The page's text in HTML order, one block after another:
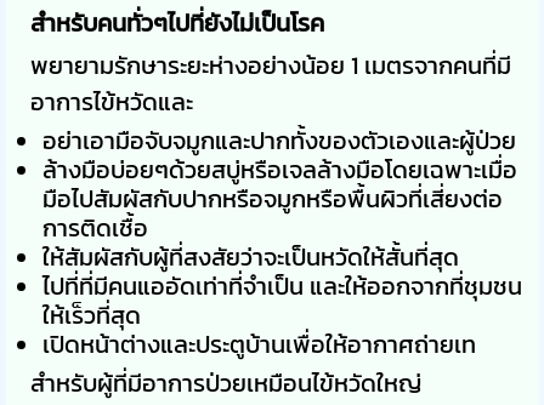
สำหรับคนทั่วๆไปที่ยังไม่เป็นโรค
พยายามรักษาระยะห่างอย่างน้อย 1 เมตรจากคนที่มี
อาการไข้หวัดและ
อย่าเอามือจับจมูกและปากทั้งของตัวเองและผู้ป่วย
ล้างมือบ่อยๆด้วยสบู่หรือเจลล้างมือโดยเฉพาะเมื่อ
มือไปสัมผัสกับปากหรือจมูกหรือพื้นผิวที่เสี่ยงต่อ
การติดเชื้อ
ให้สัมผัสกับผู้ที่สงสัยว่าจะเป็นหวัดให้สั้นที่สุด
ไปที่ที่มีคนแออัดเท่าที่จำเป็น และให้ออกจากที่ชุมชน
ให้เร็วที่สุด
เปิดหน้าต่างและประตูบ้านเพื่อให้อากาศถ่ายเท
สำหรับผู้ที่มีอาการป่วยเหมือนไข้หวัดใหญ่